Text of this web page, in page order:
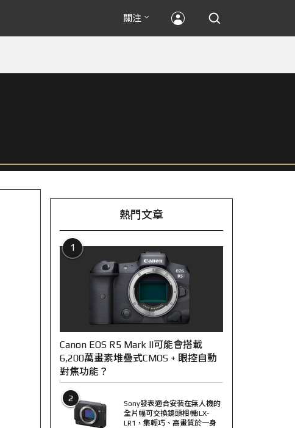
關注
熱門文章
1
Canon EOS R5 Mark II可能會搭載
6,200萬畫素堆疊式CMOS + 眼控自動
對焦功能？
2
Sony發表適合安裝在無人機的
全片幅可交換鏡頭相機ILX-
LR1，集輕巧、高畫質於一身